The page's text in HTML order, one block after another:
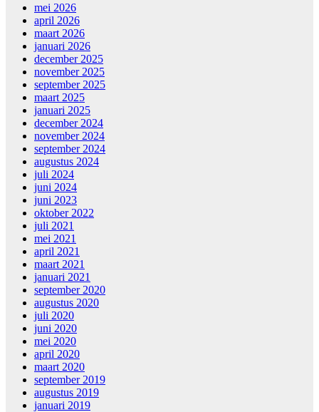
mei 2026
april 2026
maart 2026
januari 2026
december 2025
november 2025
september 2025
maart 2025
januari 2025
december 2024
november 2024
september 2024
augustus 2024
juli 2024
juni 2024
juni 2023
oktober 2022
juli 2021
mei 2021
april 2021
maart 2021
januari 2021
september 2020
augustus 2020
juli 2020
juni 2020
mei 2020
april 2020
maart 2020
september 2019
augustus 2019
januari 2019